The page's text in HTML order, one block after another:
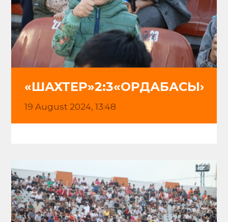
«ШАХТЕР»2:3«ОРДАБАСЫ»
19 August 2024, 13:48